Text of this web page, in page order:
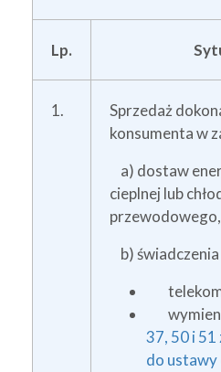
Lp.
1.
Sprzedaż
konsumenta w
a) dostaw
cieplnej lub
przewodowego,
b) świadczenia
37, 50 i 51
do ustawy